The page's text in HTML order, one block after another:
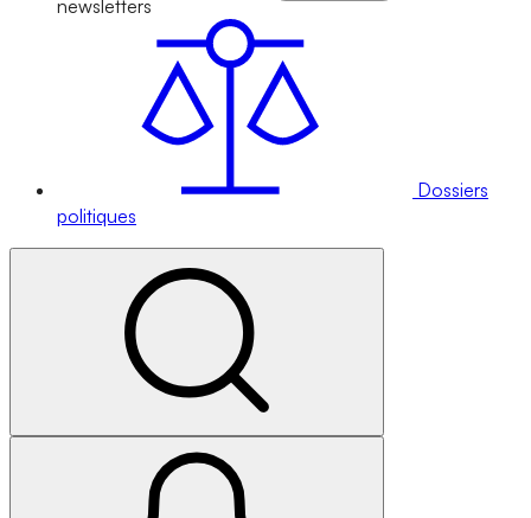
newsletters
Dossiers
politiques